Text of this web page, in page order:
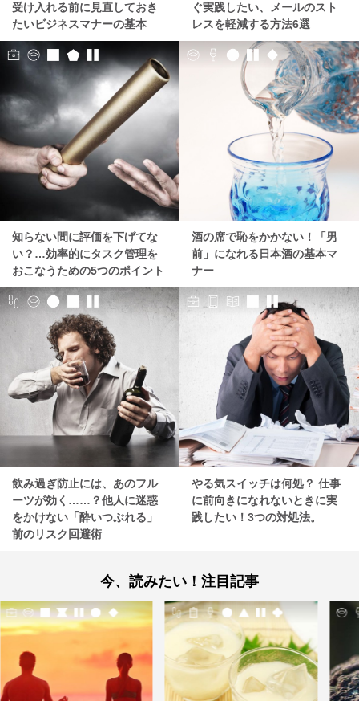
受け入れる前に見直しておき
たいビジネスマナーの基本
ぐ実践したい、メールのスト
レスを軽減する方法6選
知らない間に評価を下げてな
い？…効率的にタスク管理を
おこなうための5つのポイント
酒の席で恥をかかない！「男
前」になれる日本酒の基本マ
ナー
飲み過ぎ防止には、あのフル
ーツが効く……？他人に迷惑
をかけない「酔いつぶれる」
前のリスク回避術
やる気スイッチは何処？ 仕事
に前向きになれないときに実
践したい！3つの対処法。
今、読みたい！注目記事